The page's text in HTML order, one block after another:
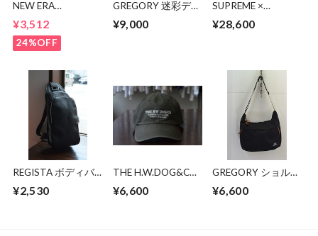
NEW ERA
¥3,512
24%OFF
GREGORY 迷彩デイ
¥9,000
SUPREME ×
SUPREME SKULL
¥28,600
REGISTA ボディバ
¥2,530
THE H.W.DOG&CO
SHALLOW CAP
¥6,600
GREGORY ショルダ
¥6,600